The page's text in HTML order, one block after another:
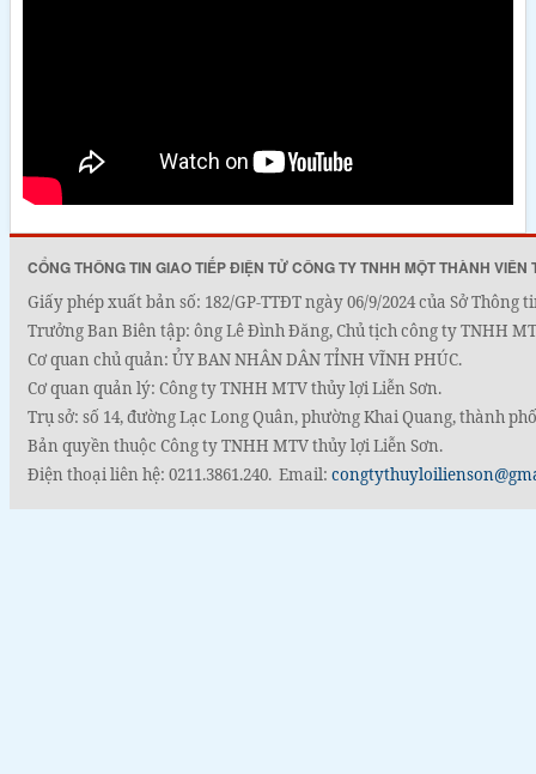
CỔNG THÔNG TIN GIAO TIẾP ĐIỆN TỬ CÔNG TY TNHH MỘT THÀNH VIÊN
Giấy phép xuất bản số: 182/GP-TTĐT ngày 06/9/2024 của Sở
Trưởng Ban Biên tập: ông Lê Đình Đăng, Chủ tịch công ty TNHH
Cơ quan chủ quản: ỦY BAN NHÂN DÂN TỈNH VĨNH PHÚC.
Cơ quan quản lý: Công ty TNHH MTV thủy lợi Liễn Sơn.
Trụ sở: số 14, đường Lạc Long Quân, phường Khai Quang, thành
Bản quyền thuộc Công ty TNHH MTV thủy lợi Liễn Sơn.
Điện thoại liên hệ: 0211.3861.240. Email: